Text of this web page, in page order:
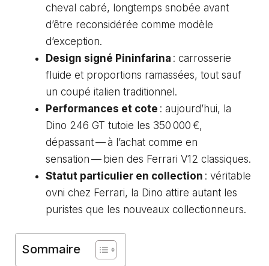
cheval cabré, longtemps snobée avant
d’être reconsidérée comme modèle
d’exception.
Design signé Pininfarina : carrosserie
fluide et proportions ramassées, tout sauf
un coupé italien traditionnel.
Performances et cote : aujourd’hui, la
Dino 246 GT tutoie les 350 000 €,
dépassant — à l’achat comme en
sensation — bien des Ferrari V12 classiques.
Statut particulier en collection : véritable
ovni chez Ferrari, la Dino attire autant les
puristes que les nouveaux collectionneurs.
Sommaire